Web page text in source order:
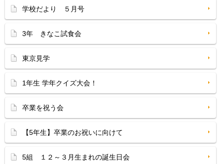
学校だより ５月号
3年 きなこ試食会
東京見学
1年生 学年クイズ大会！
卒業を祝う会
【5年生】卒業のお祝いに向けて
5組 １２～３月生まれの誕生日会